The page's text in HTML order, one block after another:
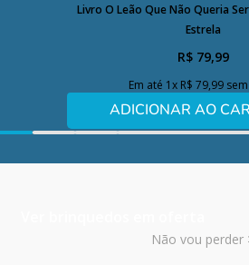
Livro O Leão Que Não Queria
Estrela
R$ 79,99
Em até 1x R$ 79,99
ADICIONAR AO
Não vou perder